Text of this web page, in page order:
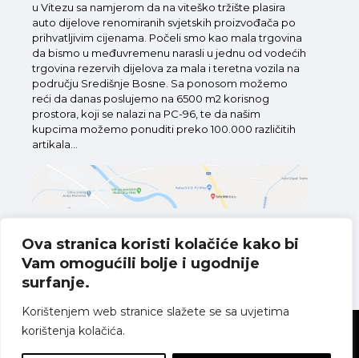
Ova stranica koristi kolačiće kako bi
Vam omogućili bolje i ugodnije
surfanje.
Korištenjem web stranice slažete se sa uvjetima
korištenja kolačića.
u Vitezu sa namjerom da na viteško tržište plasira
auto dijelove renomiranih svjetskih proizvođača po
prihvatljivim cijenama. Počeli smo kao mala trgovina
da bismo u međuvremenu narasli u jednu od vodećih
trgovina rezervih dijelova za mala i teretna vozila na
području Središnje Bosne. Sa ponosom možemo
reći da danas poslujemo na 6500 m2 korisnog
prostora, koji se nalazi na PC-96, te da našim
kupcima možemo ponuditi preko 100.000 različitih
artikala...
Pronađite nas na karti
Sva prava pridržana